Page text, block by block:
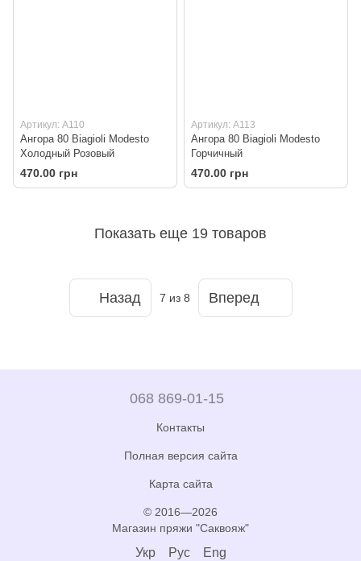
Артикул: A110
Ангора 80 Biagioli Modesto
Холодный Розовый
470.00 грн
Артикул: A113
Ангора 80 Biagioli Modesto
Горчичный
470.00 грн
Показать еще 19 товаров
Назад 7 из 8 Вперед
068 869-01-15
Контакты
Полная версия сайта
Карта сайта
© 2016—2026
Магазин пряжи "Саквояж"
Укр Рус Eng